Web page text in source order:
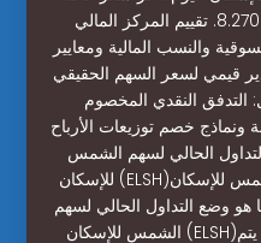
لسهم الشمس للإسكان اليوم: 8.270. تقييم المركز المالي
والنسب المالية ومعايير
قيمي لسعر السهم الحقيقي
التدفق النقدي المخصوم
ونماذج خصم توزيعات الأرباح
الحالي لسهم الشمس
للإسكان (ELSH)؟تقرير الأرباح التالي لشركة الشمس للإسكان
في 02 ديسمبر 2025. ما هو وضع التداول الحالي لسهم
الشمس للإسكان (ELSH)؟ اعتبارًا من 28 نوفمبر 2025، يتم